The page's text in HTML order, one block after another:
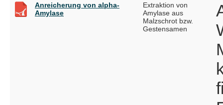
Anreicherung von alpha-
Amylase
Extraktion von
Amylase aus
Malzschrot bzw.
Gestensamen